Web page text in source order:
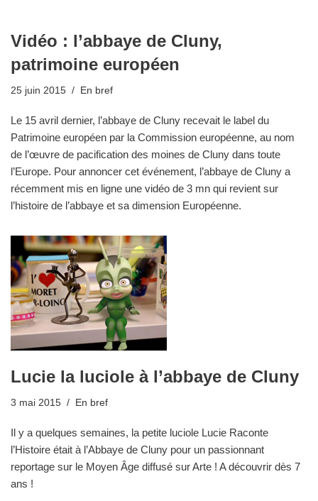
Vidéo : l’abbaye de Cluny,
patrimoine européen
25 juin 2015 En bref
Le 15 avril dernier, l’abbaye de Cluny recevait le label du
Patrimoine européen par la Commission européenne, au nom
de l’œuvre de pacification des moines de Cluny dans toute
l’Europe. Pour annoncer cet événement, l’abbaye de Cluny a
récemment mis en ligne une vidéo de 3 mn qui revient sur
l’histoire de l’abbaye et sa dimension Européenne.
Lucie la luciole à l’abbaye de Cluny
3 mai 2015 En bref
Il y a quelques semaines, la petite luciole Lucie Raconte
l’Histoire​ était à l’Abbaye de Cluny pour un passionnant
reportage sur le Moyen Âge diffusé sur Arte ! A découvrir dès 7
ans !